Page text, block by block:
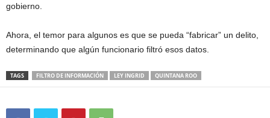
gobierno.
Ahora, el temor para algunos es que se pueda “fabricar” un delito,
determinando que algún funcionario filtró esos datos.
TAGS FILTRO DE INFORMACIÓN LEY INGRID QUINTANA ROO